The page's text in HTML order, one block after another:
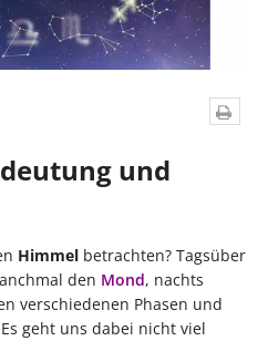
und
Himmel betrachten? Tagsüber
den Mond, nachts
verschiedenen Phasen und
geht uns dabei nicht viel